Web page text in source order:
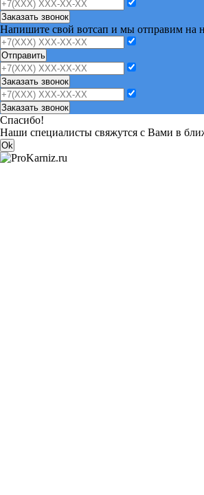
Заказать звонок
Напишите свой вотсап и мы отправим на
Отправить
Заказать звонок
Заказать звонок
Спасибо!
Наши специалисты свяжутся с Вами в
Ok